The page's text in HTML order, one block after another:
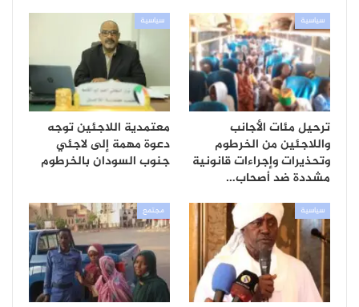
سياسية
ترحيل مئات الأجانب
واللاجئين من الخرطوم
وتحذيرات وإجراءات قانونية
مشددة ضد أصحاب…
سياسية
معتمدية اللاجئين توجه
دعوة مهمة إلى لاجئي
جنوب السودان بالخرطوم
سياسية مجتمع